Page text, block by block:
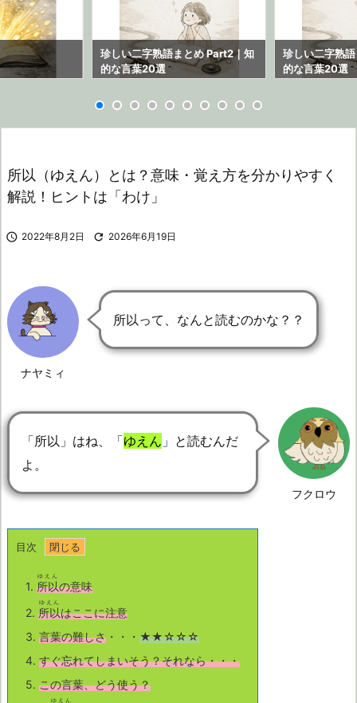
珍しい二字熟語まとめ Part2｜知
的な言葉20選
珍しい二字熟
的な言葉20選
所以（ゆえん）とは？意味・覚え方を分かりやすく
解説！ヒントは「わけ」
 2022年8月2日  2026年6月19日
ナヤミィ
所以って、なんと読むのかな？？
フクロウ
「所以」はね、「ゆえん 」と読むんだ
よ。
目次
1. 所以
ゆえん
の意味
2. 所以
ゆえん
はここに注意
3. 言葉の難しさ ・・・ ★★☆☆☆
4. すぐ忘れてしまいそう？それなら・・・
5. この言葉、どう使う？
ゆえん